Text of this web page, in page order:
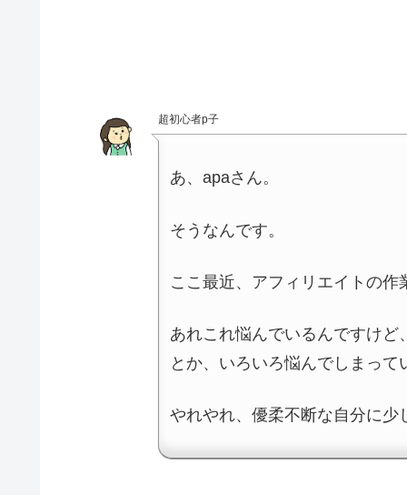
超初心者p子
あ、apaさん。
そうなんです。
ここ最近、アフィリエイトの
あれこれ悩んでいるんですけ
とか、いろいろ悩んでしまって
やれやれ、優柔不断な自分に少